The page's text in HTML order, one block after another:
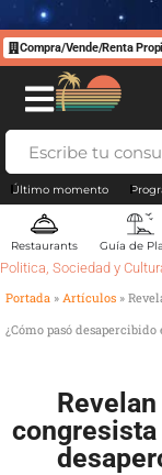
Compra/Vende/Renta
Último momento
Restaurants Guía de
Politica, Sociedad y
Portada » Artículos »
¿Cómo pasó
congresista